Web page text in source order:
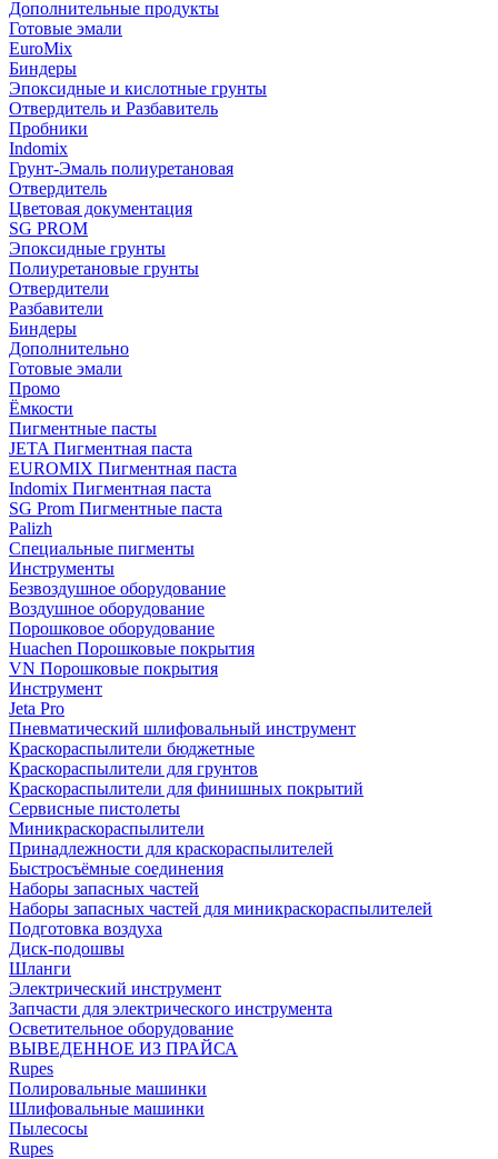
Дополнительные продукты
Готовые эмали
EuroMix
Биндеры
Эпоксидные и кислотные грунты
Отвердитель и Разбавитель
Пробники
Indomix
Грунт-Эмаль полиуретановая
Отвердитель
Цветовая документация
SG PROM
Эпоксидные грунты
Полиуретановые грунты
Отвердители
Разбавители
Биндеры
Дополнительно
Готовые эмали
Промо
Ёмкости
Пигментные пасты
JETA Пигментная паста
EUROMIX Пигментная паста
Indomix Пигментная паста
SG Prom Пигментные паста
Palizh
Специальные пигменты
Инструменты
Безвоздушное оборудование
Воздушное оборудование
Порошковое оборудование
Huachen Порошковые покрытия
VN Порошковые покрытия
Инструмент
Jeta Pro
Пневматический шлифовальный инструмент
Краскораспылители бюджетные
Краскораспылители для грунтов
Краскораспылители для финишных покрытий
Сервисные пистолеты
Миникраскораспылители
Принадлежности для краскораспылителей
Быстросъёмные соединения
Наборы запасных частей
Наборы запасных частей для миникраскораспылителей
Подготовка воздуха
Диск-подошвы
Шланги
Электрический инструмент
Запчасти для электрического инструмента
Осветительное оборудование
ВЫВЕДЕННОЕ ИЗ ПРАЙСА
Rupes
Полировальные машинки
Шлифовальные машинки
Пылесосы
Rupes